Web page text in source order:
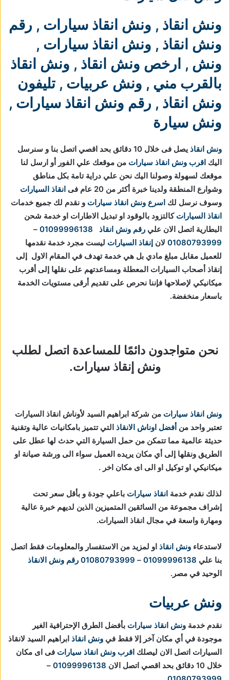
ونش انقاذ , ونش انقاذ سيارات , رقم
ونش انقاذ , ونش انقاذ سيارات ,
ونش , ارخص ونش انقاذ , ونش انقاذ
بالقرب مني , ونش عربيات , تليفون
ونش انقاذ , رقم ونش انقاذ سيارات ,
ونش سيارة
ونش انقاذ
يصل فى خلال 10 دقائق بحد اقصي اتصل بنا و سنرسل
اليك اقرب ونش انقاذ سيارات من موقعك علي الفور أو ارسل لنا
موقعك لسهولة وصولنا اليك نحن علي دراية تامة بكل مناطق
وشوارع المنطقة ولدينا خبرة أكثر من 20 عام فى
انقاذ السيارات
وسوف نرسل لك اسرع ونش انقاذ سيارات و نقدم لك جميع خدمات
انقاذ السيارات كالتزود بالوقود او تبديل الاطارات او خدمة شحن
البطارية اتصل الان علي رقم ونش انقاذ 01099996138
–
01080793999 لان إنقاذ السيارات ليست مجرد خدمة نقدمها
للعميل مقابل مبلغ مادي بل هي خدمة تهدف في المقام الاول إلى
إنقاذ أصحاب السيارات المعطلة ومساعدتهم على نقلها إلى أقرب
ميكانيكي لإصلاحها فإننا نحرص على تقديم أرقى مستويات الخدمة
باسعار منخفضة.
نحن متواجدون دائمًا للمساعدة اتصل لطلب
ونش إنقاذ سيارات.
ونش انقاذ سيارات من شركة ابراهيم السيد لأوناش انقاذ السيارات
تعتبر واحد من أفضل اوناش الانقاذ التي تتميز بامكانيات عالية وتقنية
حديثة عالمية مما تتمكن من حمل السيارة التي حدث لها عطل على
الطريق ونقلها إلى أي مكان يريده العميل سواء الى ورشة صيانة او
ميكانيكي او توكيل او الى اى مكان اخر .
لذلك نقدم خدمة انقاذ سيارات باعلي جودة و بأقل سعر تحت
إشراف مجموعة من السائقين المتميزين الذين لديهم خبرة عالية
ومهارة واسعة في مجال انقاذ السيارات.
لاستدعاء ونش انقاذ او لمزيد من الاستفسار والمعلومات فقط اتصل
بنا علي 01099996138
–
01080793999 رقم ونش الانقاذ
الوحيد في مصر.
ونش عربيات
نقدم خدمة ونش انقاذ سيارات بأفضل الطرق الإحترافية الغير
موجودة في أي مكان آخر إلا فقط في ونش انقاذ ابراهيم السيد لانقاذ
السيارات اتصل الان ليصلك اقرب ونش انقاذ سيارات فى اى مكان
خلال 10 دقائق بحد اقصي اتصل الان
01099996138
–